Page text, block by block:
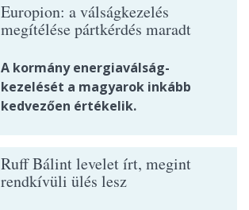
Europion: a válságkezelés
megítélése pártkérdés maradt
A kormány energiaválság-
kezelését a magyarok inkább
kedvezően értékelik.
Ruff Bálint levelet írt, megint
rendkívüli ülés lesz